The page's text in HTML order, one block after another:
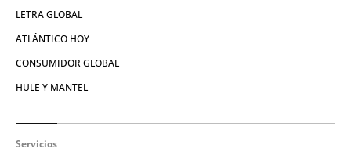
LETRA GLOBAL
ATLÁNTICO HOY
CONSUMIDOR GLOBAL
HULE Y MANTEL
Servicios